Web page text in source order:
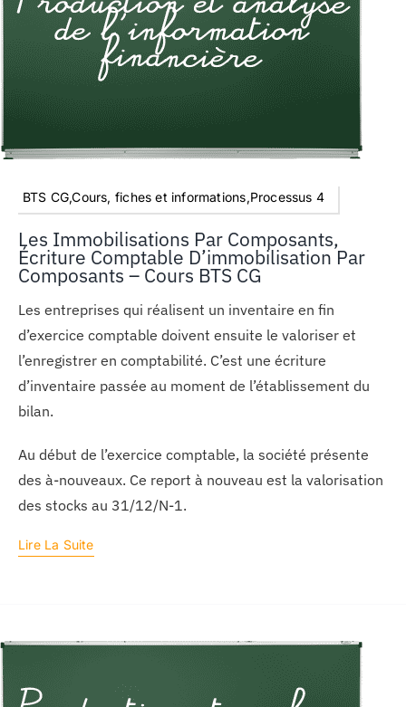
BTS CG,Cours, fiches et informations,Processus 4
Les Immobilisations Par Composants,
Écriture Comptable D’immobilisation Par
Composants – Cours BTS CG
Les entreprises qui réalisent un inventaire en fin
d’exercice comptable doivent ensuite le valoriser et
l’enregistrer en comptabilité. C’est une écriture
d’inventaire passée au moment de l’établissement du
bilan.
Au début de l’exercice comptable, la société présente
des à-nouveaux. Ce report à nouveau est la valorisation
des stocks au 31/12/N-1.
Lire La Suite